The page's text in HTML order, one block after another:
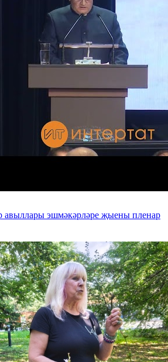
авыллары эшмәкәрләре җыены пленар